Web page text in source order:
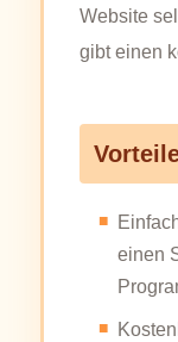
Website
gibt einen
einen